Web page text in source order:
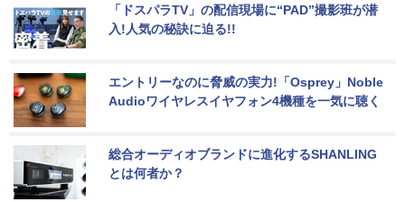
「ドスパラTV」の配信現場に“PAD”撮影班が潜
入!人気の秘訣に迫る!!
エントリーなのに脅威の実力!「Osprey」Noble
Audioワイヤレスイヤフォン4機種を一気に聴く
総合オーディオブランドに進化するSHANLING
とは何者か？